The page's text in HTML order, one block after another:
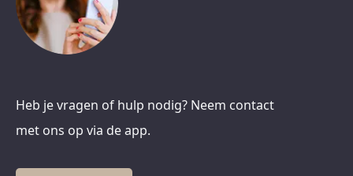
Heb je vragen of hulp nodig? Neem contact
met ons op via de app.